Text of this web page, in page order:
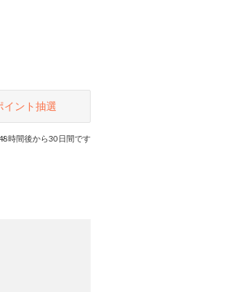
イント抽選
時間後から30日間です